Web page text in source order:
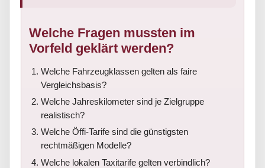
Welche Fragen mussten im
Vorfeld geklärt werden?
Welche Fahrzeugklassen gelten als faire
Vergleichsbasis?
Welche Jahreskilometer sind je Zielgruppe
realistisch?
Welche Öffi-Tarife sind die günstigsten
rechtmäßigen Modelle?
Welche lokalen Taxitarife gelten verbindlich?